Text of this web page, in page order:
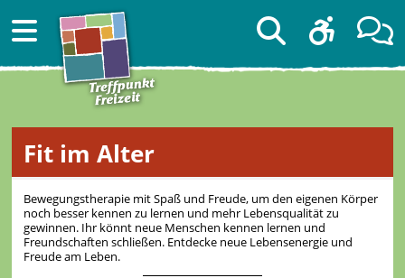
Fit im Alter
Bewegungstherapie mit Spaß und Freude, um den eigenen Körper
noch besser kennen zu lernen und mehr Lebensqualität zu
gewinnen. Ihr könnt neue Menschen kennen lernen und
Freundschaften schließen. Entdecke neue Lebensenergie und
Freude am Leben.